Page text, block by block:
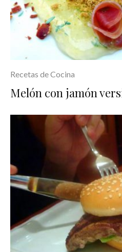
Recetas de Cocina
Melón con jamón